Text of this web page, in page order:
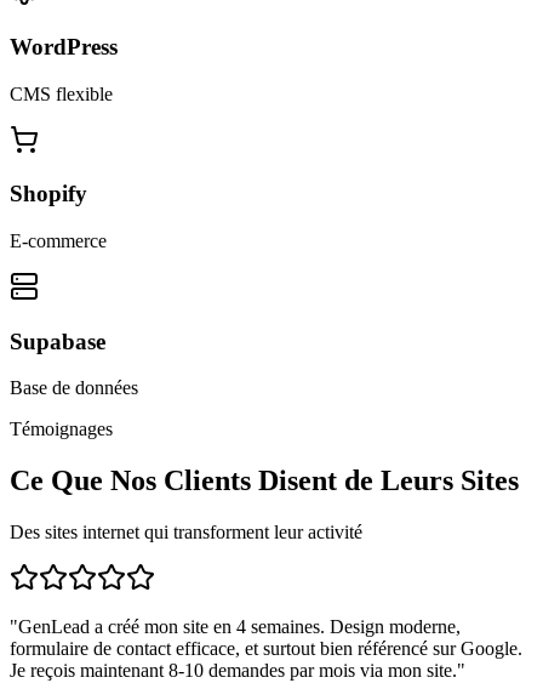
WordPress
CMS flexible
Shopify
E-commerce
Supabase
Base de données
Témoignages
Ce Que Nos Clients Disent de Leurs Sites
Des sites internet qui transforment leur activité
"GenLead a créé mon site en 4 semaines. Design moderne,
formulaire de contact efficace, et surtout bien référencé sur Google.
Je reçois maintenant 8-10 demandes par mois via mon site."